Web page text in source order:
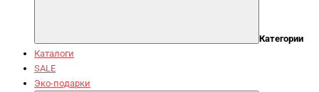
Категории
Каталоги
SALE
Эко-подарки